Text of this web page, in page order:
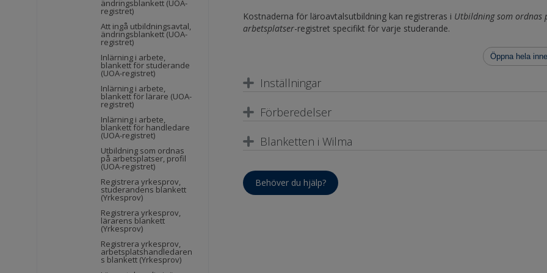
ändringsblankett (UOA-
registret)
Att ingå utbildningsavtal,
ändringsblankett (UOA-
registret)
Inlärning i arbete,
blankett för studerande
(UOA-registret)
Inlärning i arbete,
blankett för lärare (UOA-
registret)
Inlärning i arbete,
blankett för handledare
(UOA-registret)
Utbildning som ordnas
på arbetsplatser, profil
(UOA-registret)
Registrera yrkesprov,
studerandens blankett
(Yrkesprov)
Registrera yrkesprov,
lärarens blankett
(Yrkesprov)
Registrera yrkesprov,
arbetsplatshandledaren
s blankett (Yrkesprov)
Kostnaderna för läroavtalsutbildning kan registreras i Utbildning som ordnas
arbetsplatser-registret specifikt för varje studerande.
Öppna hela
Inställningar
Förberedelser
Blanketten i Wilma
Behöver du hjälp?